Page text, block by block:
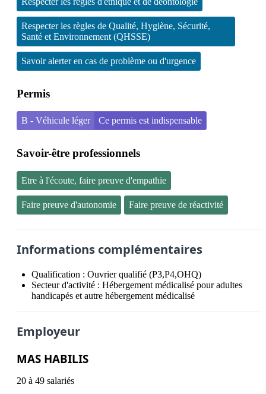
Respecter les règles de Qualité, Hygiène, Sécurité,
Santé et Environnement (QHSSE)
Savoir alerter en cas de problème ou d'urgence
Permis
B - Véhicule léger Ce permis est indispensable
Savoir-être professionnels
Etre à l'écoute, faire preuve d'empathie
Faire preuve d'autonomie Faire preuve de réactivité
Informations complémentaires
Qualification : Ouvrier qualifié (P3,P4,OHQ)
Secteur d'activité : Hébergement médicalisé pour adultes
handicapés et autre hébergement médicalisé
Employeur
MAS HABILIS
20 à 49 salariés